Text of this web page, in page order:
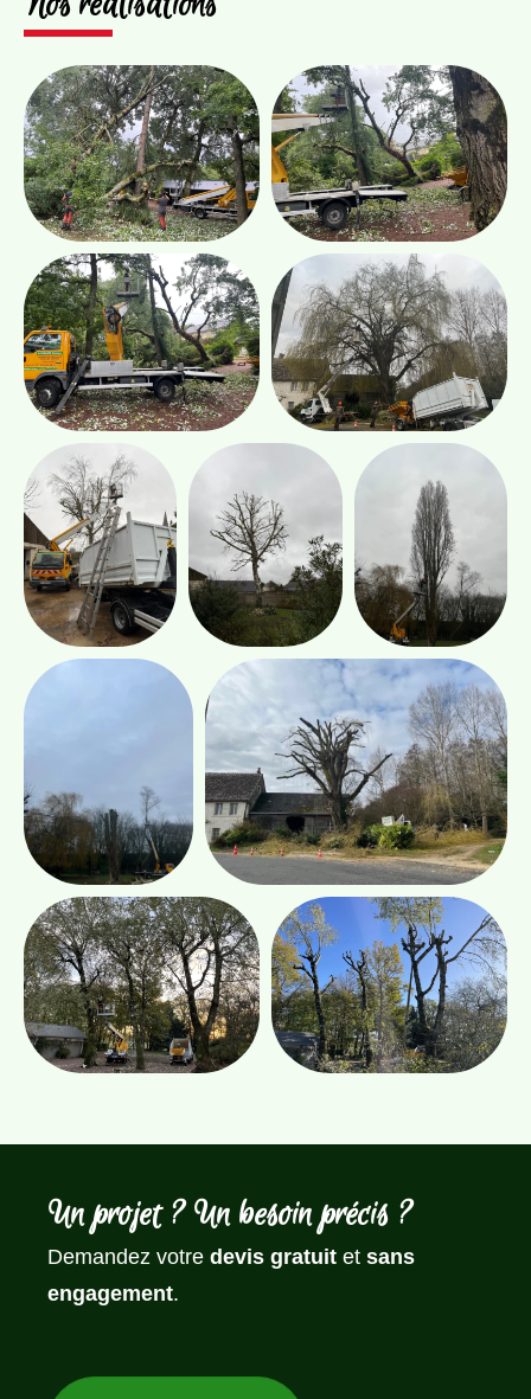
Un projet ? Un besoin précis ?
Demandez votre devis gratuit et sans
engagement.